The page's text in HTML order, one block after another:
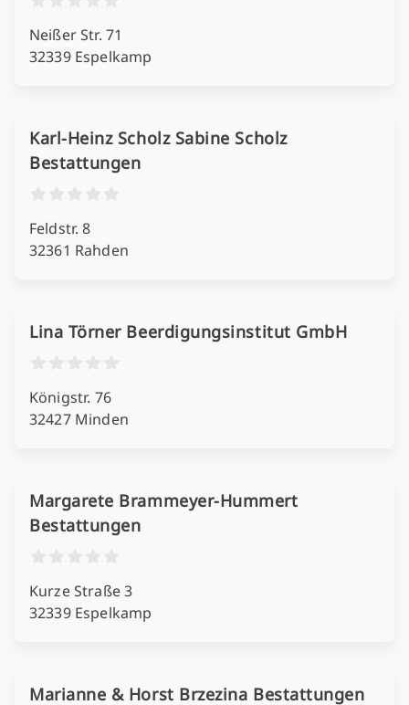
Neißer Str. 71
32339 Espelkamp
Karl-Heinz Scholz Sabine Scholz
Bestattungen
Feldstr. 8
32361 Rahden
Lina Törner Beerdigungsinstitut GmbH
Königstr. 76
32427 Minden
Margarete Brammeyer-Hummert
Bestattungen
Kurze Straße 3
32339 Espelkamp
Marianne & Horst Brzezina Bestattungen